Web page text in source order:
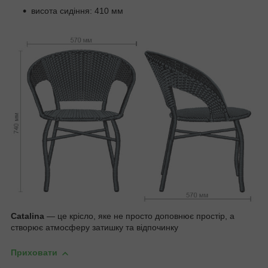
висота сидіння: 410 мм
Catalina — це крісло, яке не просто доповнює простір, а
створює атмосферу затишку та відпочинку
Приховати